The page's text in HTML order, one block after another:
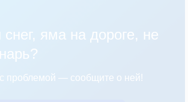
яма на дороге, не
проблемой — сообщите о ней!